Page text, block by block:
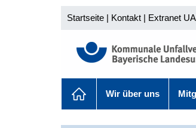
Startseite | Kontakt | Extranet
Wir über uns